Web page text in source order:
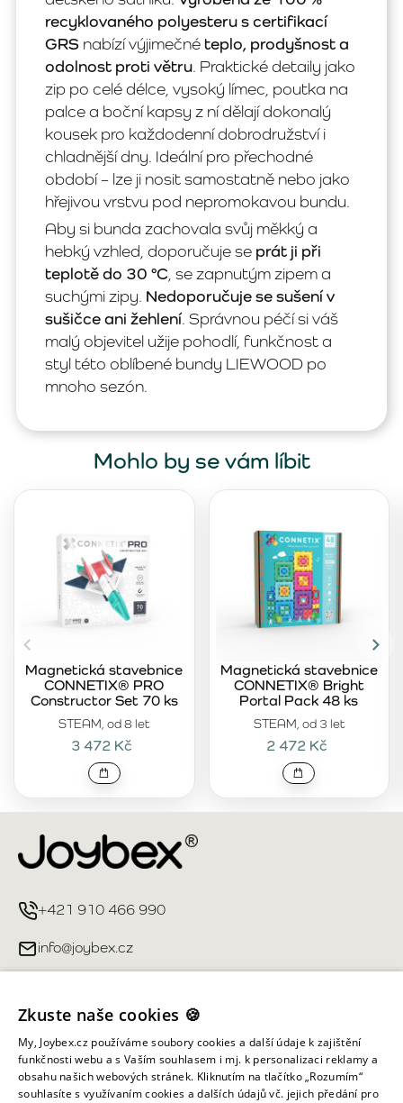
recyklovaného polyesteru s certifikací
GRS nabízí výjimečnéteplo, prodyšnost a
odolnost proti větru. Praktické detaily jako
zip po celé délce, vysoký límec, poutka na
palce a boční kapsy z ní dělají dokonalý
kousek pro každodenní dobrodružství i
chladnější dny. Ideální pro přechodné
období – lze ji nosit samostatně nebo jako
hřejivou vrstvu pod nepromokavou bundu.
Aby si bunda zachovala svůj měkký a
hebký vzhled, doporučuje se prát ji při
teplotě do 30 °C , se zapnutým zipem a
suchými zipy. Nedoporučuje se sušení v
sušičce ani žehlení. Správnou péčí si váš
malý objevitel užije pohodlí, funkčnost a
styl této oblíbené bundy LIEWOOD po
mnoho sezón.
Mohlo by se vám líbit
STEAM, od 8 let
Magnetická stavebnice
CONNETIX® PRO
Constructor Set 70 ks
3 472 Kč
STEAM, od 3 let
Magnetická stavebnice
CONNETIX® Bright
Portal Pack 48 ks
2 472 Kč
+421 910 466 990
info@joybex.cz
Můj účet
Informace obchodu
Zkuste naše cookies 🍪
My, Joybex.cz používáme soubory cookies a další údaje k zajištění
funkčnosti webu a s Vaším souhlasem i mj. k personalizaci reklamy a
obsahu našich webových stránek. Kliknutím na tlačítko „Rozumím“
souhlasíte s využívaním cookies a dalších údajů vč. jejich předání pro